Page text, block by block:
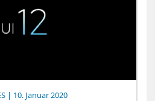
| 10. Januar 2020